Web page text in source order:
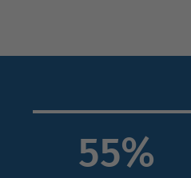
76%